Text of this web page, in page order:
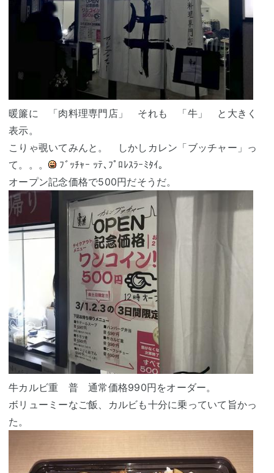
暖簾に 「肉料理専門店」 それも 「牛」 と大きく
表示。
こりゃ覗いてみんと。 しかしカレン「ブッチャー」っ
て。。。
ﾌﾞｯﾁｬｰ ｯﾃ､ﾌﾟﾛﾚｽﾗｰﾐﾀｲ。
オープン記念価格で500円だそうだ。
牛カルビ重 普 通常価格990円をオーダー。
ボリューミーなご飯、カルビも十分に乗っていて旨かっ
た。